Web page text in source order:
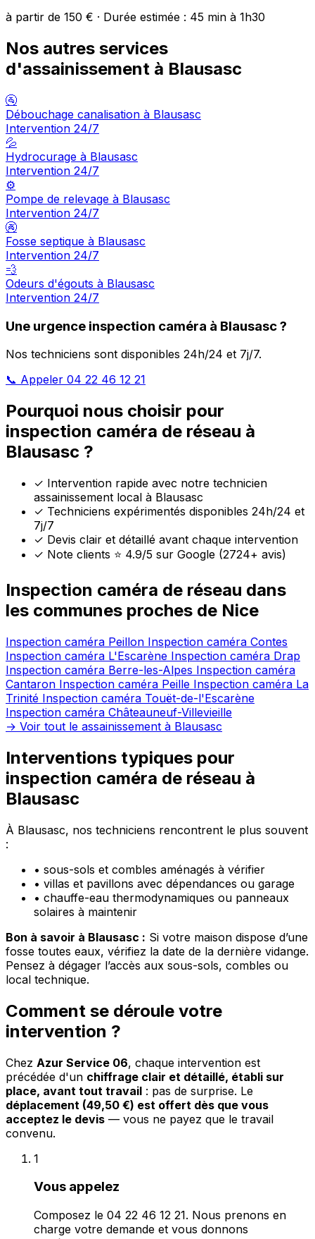
à partir de 150 € · Durée estimée : 45 min à 1h30
Nos autres services
d'assainissement à Blausasc
🚰
Débouchage canalisation à Blausasc
Intervention 24/7
💦
Hydrocurage à Blausasc
Intervention 24/7
⚙️
Pompe de relevage à Blausasc
Intervention 24/7
🚱
Fosse septique à Blausasc
Intervention 24/7
💨
Odeurs d'égouts à Blausasc
Intervention 24/7
Une urgence inspection caméra à Blausasc ?
Nos techniciens sont disponibles 24h/24 et 7j/7.
📞 Appeler 04 22 46 12 21
Pourquoi nous choisir pour
inspection caméra de réseau à
Blausasc ?
✓ Intervention rapide avec notre technicien
assainissement local à Blausasc
✓ Techniciens expérimentés disponibles 24h/24 et
7j/7
✓ Devis clair et détaillé avant chaque intervention
✓ Note clients ⭐ 4.9/5 sur Google (2724+ avis)
Inspection caméra de réseau dans
les communes proches de Nice
Inspection caméra Peillon Inspection caméra Contes
Inspection caméra L'Escarène Inspection caméra Drap
Inspection caméra Berre-les-Alpes Inspection caméra
Cantaron Inspection caméra Peille Inspection caméra La
Trinité Inspection caméra Touët-de-l'Escarène
Inspection caméra Châteauneuf-Villevieille
→ Voir tout le assainissement à Blausasc
Interventions typiques pour
inspection caméra de réseau à
Blausasc
À Blausasc, nos techniciens rencontrent le plus souvent
:
• sous-sols et combles aménagés à vérifier
• villas et pavillons avec dépendances ou garage
• chauffe-eau thermodynamiques ou panneaux
solaires à maintenir
Bon à savoir à Blausasc : Si votre maison dispose d’une
fosse toutes eaux, vérifiez la date de la dernière vidange.
Pensez à dégager l’accès aux sous-sols, combles ou
local technique.
Comment se déroule votre
intervention ?
Chez Azur Service 06, chaque intervention est
précédée d'un chiffrage clair et détaillé, établi sur
place, avant tout travail : pas de surprise. Le
déplacement (49,50 €) est offert dès que vous
acceptez le devis — vous ne payez que le travail
convenu.
1
Vous appelez
Composez le 04 22 46 12 21. Nous prenons en
charge votre demande et vous donnons